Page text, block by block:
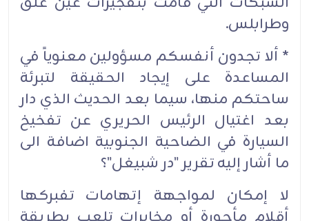
وطرابلس.
* ألا تجدون أنفسكم مسؤولين معنوياً في
المساعدة على إيجاد الحقيقة لتبرئة
ساحتكم منها، سيما بعد الحديث الذي دار
بعد اغتيال الرئيس الحريري عن تفخيخ
السيارة في الضاحية الجنوبية اضافة الى
ما أشار إليه تقرير "در شبيغل"؟
لا إمكان لمواجهة إتهامات تفبركها